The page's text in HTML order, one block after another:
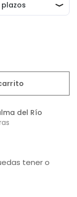
del Río
tener o